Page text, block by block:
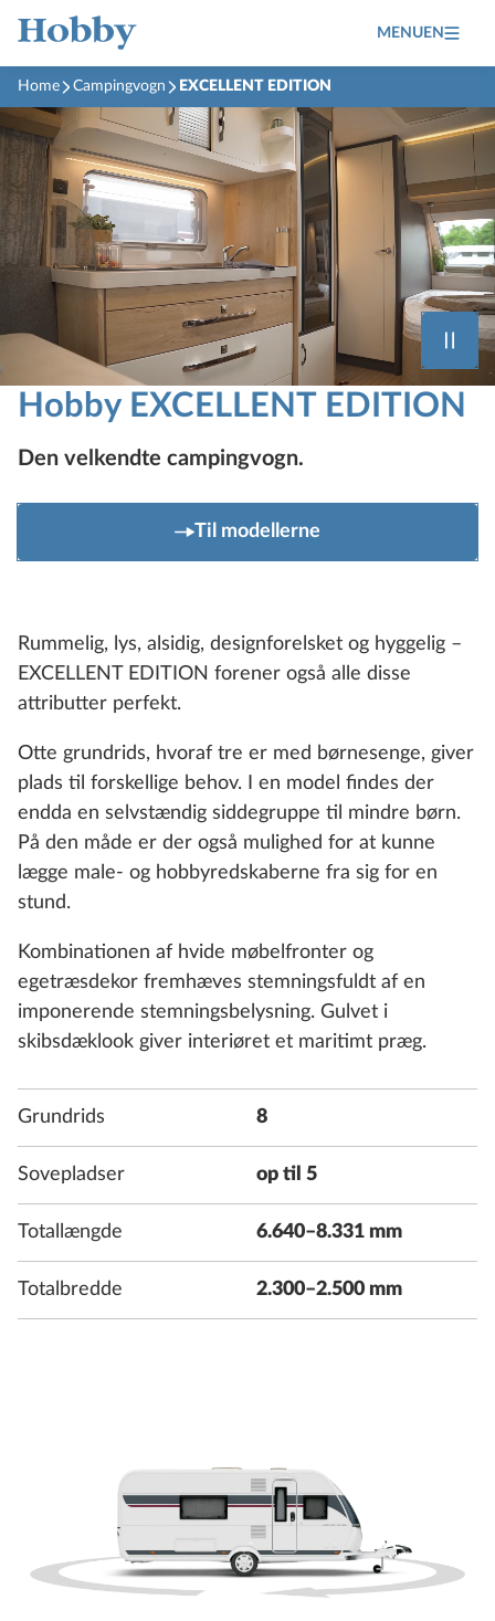
MENUEN
Home Campingvogn EXCELLENT EDITION
Hobby EXCELLENT EDITION
Den velkendte campingvogn.
Til modellerne
Rummelig, lys, alsidig, designforelsket og hyggelig –
EXCELLENT EDITION forener også alle disse
attributter perfekt.
Otte grundrids, hvoraf tre er med børnesenge, giver
plads til forskellige behov. I en model findes der
endda en selvstændig siddegruppe til mindre børn.
På den måde er der også mulighed for at kunne
lægge male- og hobbyredskaberne fra sig for en
stund.
Kombinationen af hvide møbelfronter og
egetræsdekor fremhæves stemningsfuldt af en
imponerende stemningsbelysning. Gulvet i
skibsdæklook giver interiøret et maritimt præg.
Grundrids 8
Sovepladser op til 5
Totallængde 6.640–8.331 mm
Totalbredde 2.300–2.500 mm